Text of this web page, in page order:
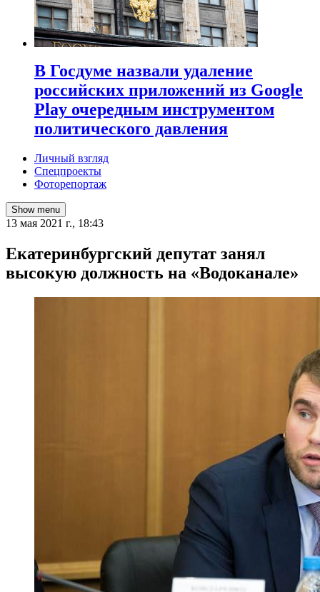
В Госдуме назвали удаление
российских приложений из Google
Play очередным инструментом
политического давления
Личный взгляд
Спецпроекты
Фоторепортаж
Show menu
13 мая 2021 г., 18:43
Екатеринбургский депутат занял
высокую должность на «Водоканале»